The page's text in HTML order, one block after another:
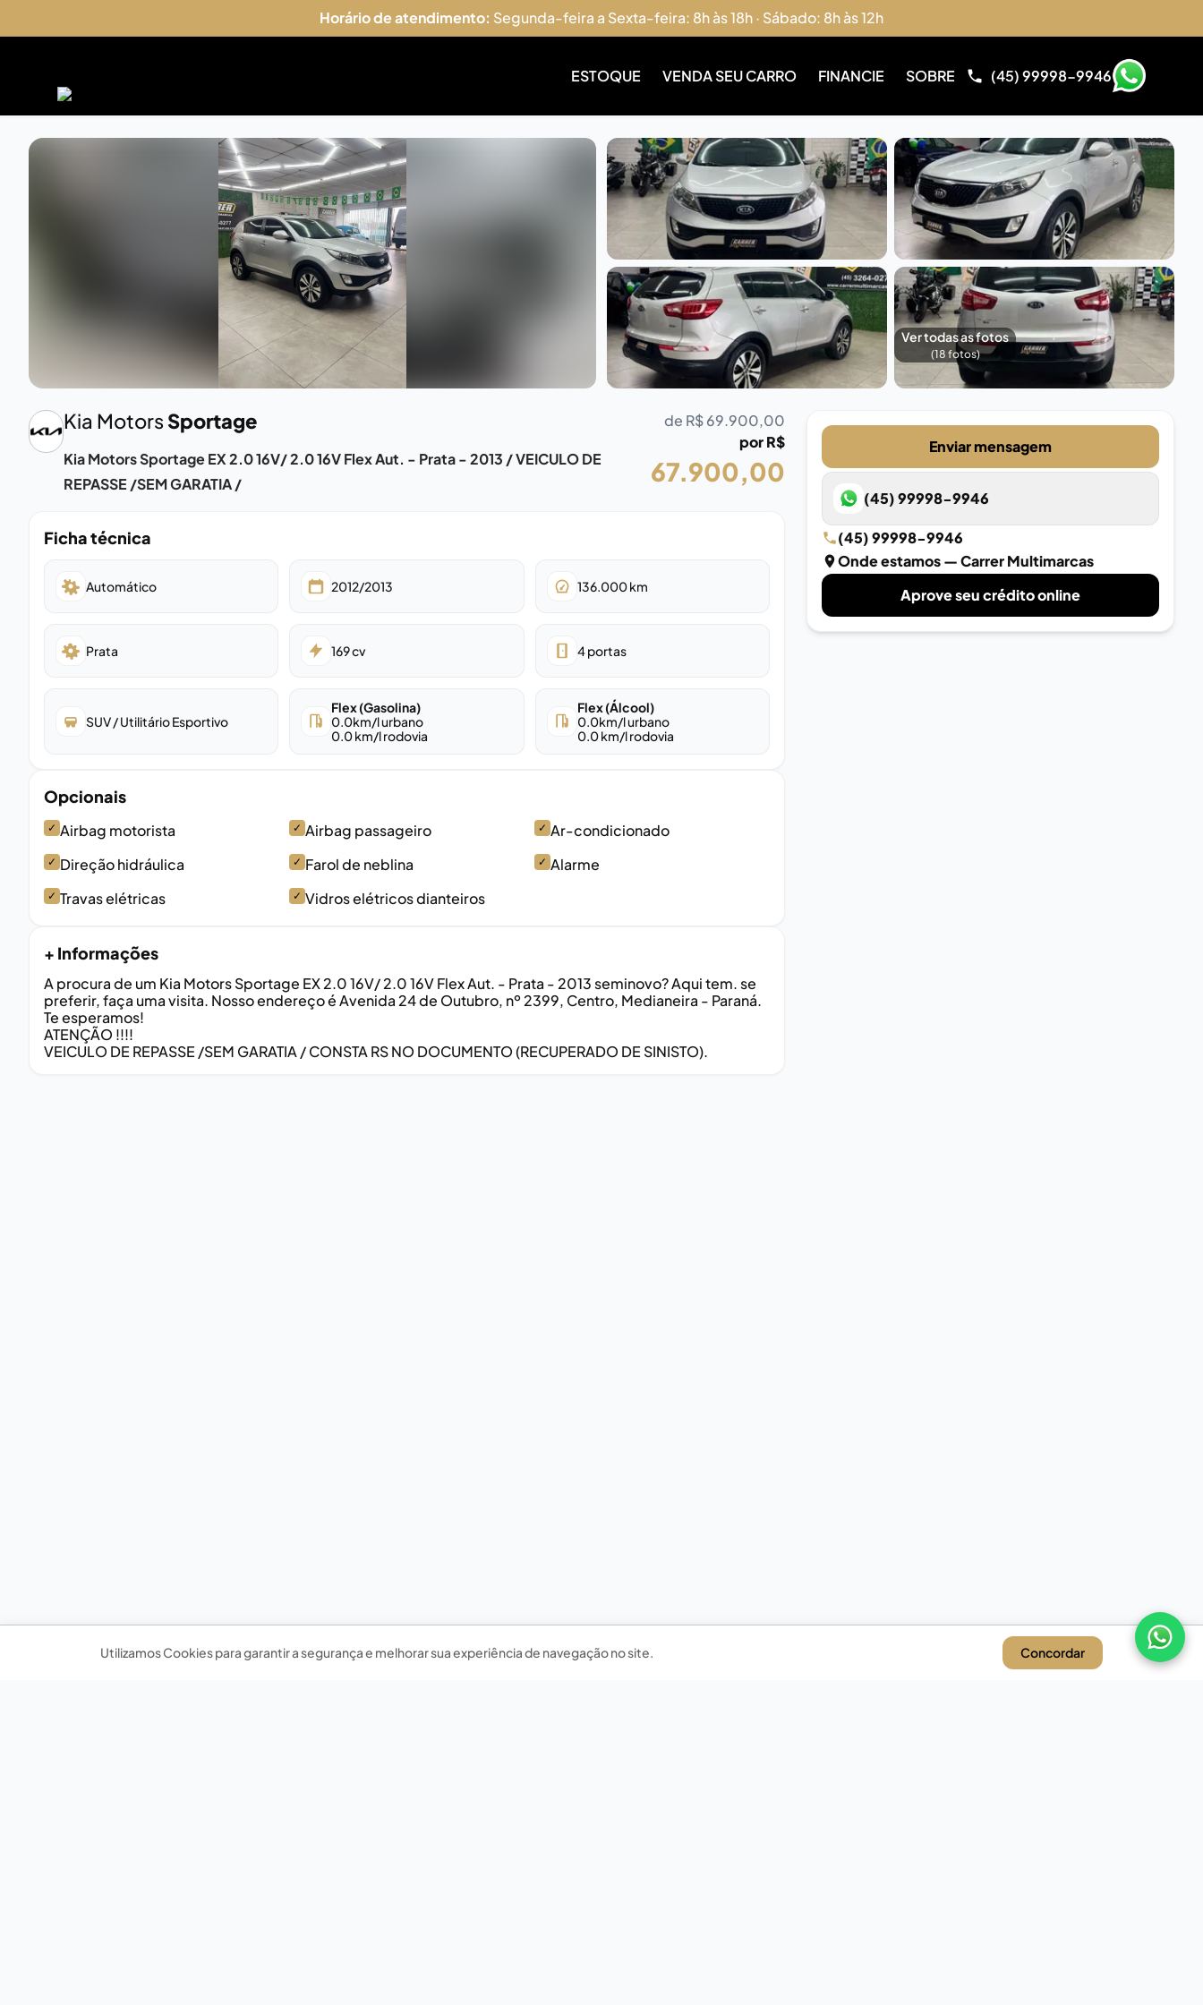
Horário de atendimento: Segunda-feira a Sexta-feira: 8h às 18h · Sábado: 8h às 12h
ESTOQUE VENDA SEU CARRO FINANCIE SOBRE (45) 99998-9946
Ver todas as fotos
(18 fotos)
Kia Motors Sportage
Kia Motors Sportage EX 2.0 16V/ 2.0 16V Flex Aut. - Prata - 2013 / VEICULO DE
REPASSE /SEM GARATIA /
de R$69.900,00
por R$
67.900,00
Ficha técnica
Automático 2012/2013 136.000km
Prata 169cv 4portas
SUV / Utilitário Esportivo
Flex (Gasolina)
0.0km/l urbano
0.0km/l rodovia
Flex (Álcool)
0.0km/l urbano
0.0km/l rodovia
Opcionais
✓ Airbag motorista ✓ Airbag passageiro ✓ Ar-condicionado
✓ Direção hidráulica ✓ Farol de neblina ✓ Alarme
✓ Travas elétricas ✓ Vidros elétricos dianteiros
+ Informações
A procura de um Kia Motors Sportage EX 2.0 16V/ 2.0 16V Flex Aut. - Prata - 2013 seminovo? Aqui tem. se
preferir, faça uma visita. Nosso endereço é Avenida 24 de Outubro, nº 2399, Centro, Medianeira - Paraná.
Te esperamos!
ATENÇÃO !!!!
VEICULO DE REPASSE /SEM GARATIA / CONSTA RS NO DOCUMENTO (RECUPERADO DE SINISTO).
Enviar mensagem
(45) 99998-9946
(45) 99998-9946
Onde estamos— Carrer Multimarcas
Aprove seu crédito online
Utilizamos Cookies para garantir a segurança e melhorar sua experiência de navegação no site. Concordar